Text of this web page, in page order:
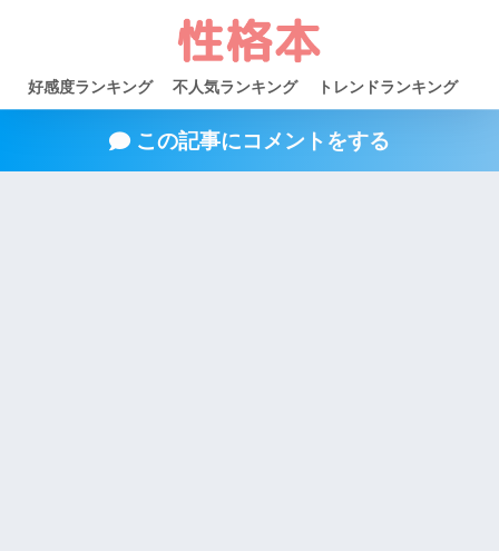
好感度ランキング 不人気ランキング トレンドランキング
この記事にコメントをする